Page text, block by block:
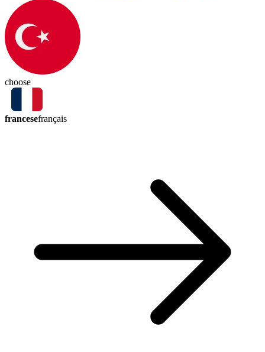
choose
francesefrançais